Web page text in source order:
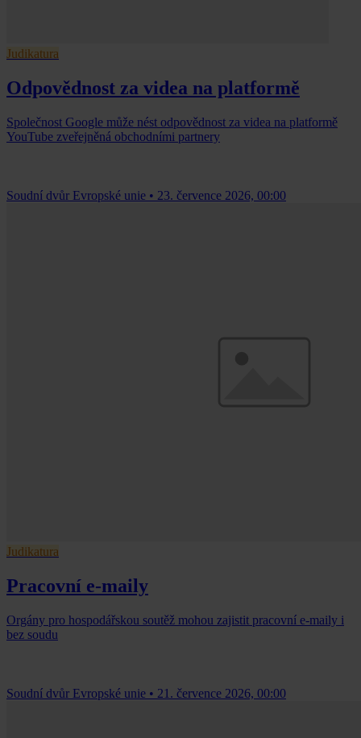
Judikatura
Odpovědnost za videa na platformě
Společnost Google může nést odpovědnost za videa na platformě
YouTube zveřejněná obchodními partnery
Soudní dvůr Evropské unie • 23. července 2026, 00:00
Judikatura
Pracovní e-maily
Orgány pro hospodářskou soutěž mohou zajistit pracovní e-maily i
bez soudu
Soudní dvůr Evropské unie • 21. července 2026, 00:00